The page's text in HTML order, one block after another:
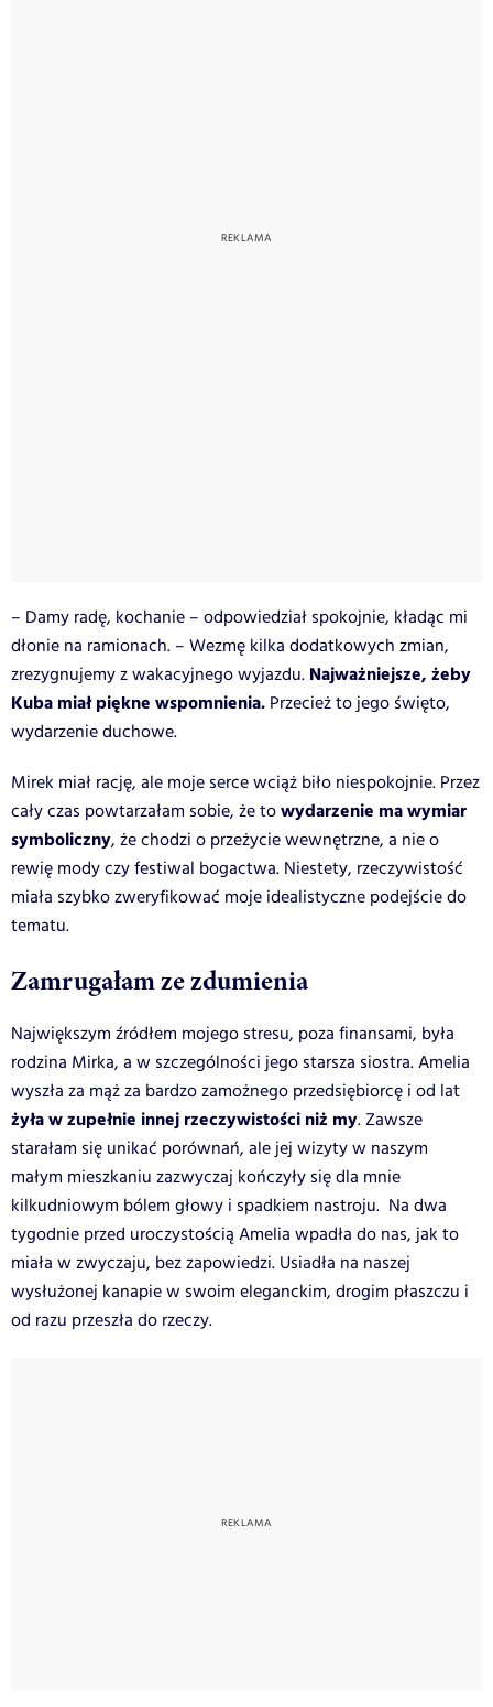
– Damy radę, kochanie – odpowiedział spokojnie, kładąc mi
dłonie na ramionach. – Wezmę kilka dodatkowych zmian,
zrezygnujemy z wakacyjnego wyjazdu. Najważniejsze, żeby
Kuba miał piękne wspomnienia. Przecież to jego święto,
wydarzenie duchowe.
Mirek miał rację, ale moje serce wciąż biło niespokojnie. Przez
cały czas powtarzałam sobie, że towydarzenie ma wymiar
symboliczny, że chodzi o przeżycie wewnętrzne, a nie o
rewię mody czy festiwal bogactwa. Niestety, rzeczywistość
miała szybko zweryfikować moje idealistyczne podejście do
tematu.
Zamrugałam ze zdumienia
Największym źródłem mojego stresu, poza finansami, była
rodzina Mirka, a w szczególności jego starsza siostra. Amelia
wyszła za mąż za bardzo zamożnego przedsiębiorcę i od lat
żyła w zupełnie innej rzeczywistości niż my. Zawsze
starałam się unikać porównań, ale jej wizyty w naszym
małym mieszkaniu zazwyczaj kończyły się dla mnie
kilkudniowym bólem głowy i spadkiem nastroju. Na dwa
tygodnie przed uroczystością Amelia wpadła do nas, jak to
miała w zwyczaju, bez zapowiedzi. Usiadła na naszej
wysłużonej kanapie w swoim eleganckim, drogim płaszczu i
od razu przeszła do rzeczy.